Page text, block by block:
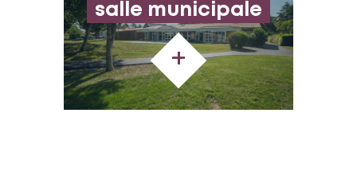
salle municipale
+